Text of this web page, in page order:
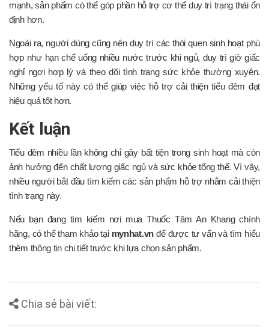
mạnh, sản phẩm có thể góp phần hỗ trợ cơ thể duy trì trạng thái ổn
định hơn.
Ngoài ra, người dùng cũng nên duy trì các thói quen sinh hoạt phù
hợp như hạn chế uống nhiều nước trước khi ngủ, duy trì giờ giấc
nghỉ ngơi hợp lý và theo dõi tình trạng sức khỏe thường xuyên.
Những yếu tố này có thể giúp việc hỗ trợ cải thiện tiểu đêm đạt
hiệu quả tốt hơn.
Kết luận
Tiểu đêm nhiều lần không chỉ gây bất tiện trong sinh hoạt mà còn
ảnh hưởng đến chất lượng giấc ngủ và sức khỏe tổng thể. Vì vậy,
nhiều người bắt đầu tìm kiếm các sản phẩm hỗ trợ nhằm cải thiện
tình trạng này.
Nếu bạn đang tìm kiếm nơi mua Thuốc Tâm An Khang chính
hãng, có thể tham khảo tại mynhat.vnđể được tư vấn và tìm hiểu
thêm thông tin chi tiết trước khi lựa chọn sản phẩm.
Chia sẻ bài viết: